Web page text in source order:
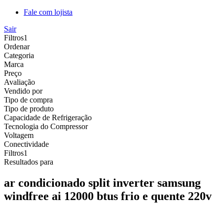
Fale com lojista
Sair
Filtros1
Ordenar
Categoria
Marca
Preço
Avaliação
Vendido por
Tipo de compra
Tipo de produto
Capacidade de Refrigeração
Tecnologia do Compressor
Voltagem
Conectividade
Filtros1
Resultados para
ar condicionado split inverter samsung
windfree ai 12000 btus frio e quente 220v